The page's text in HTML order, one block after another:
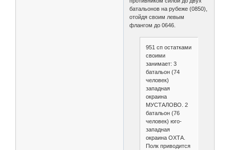
батальонов на рубеже (0850),
отойдя своим левым
флангом до 0646.
951 сп остатками
своими
занимает: 3
батальон (74
человек)
западная
окраина
МУСТАЛОВО. 2
батальон (76
человек) юго-
западная
окраина ОХТА.
Полк приводится